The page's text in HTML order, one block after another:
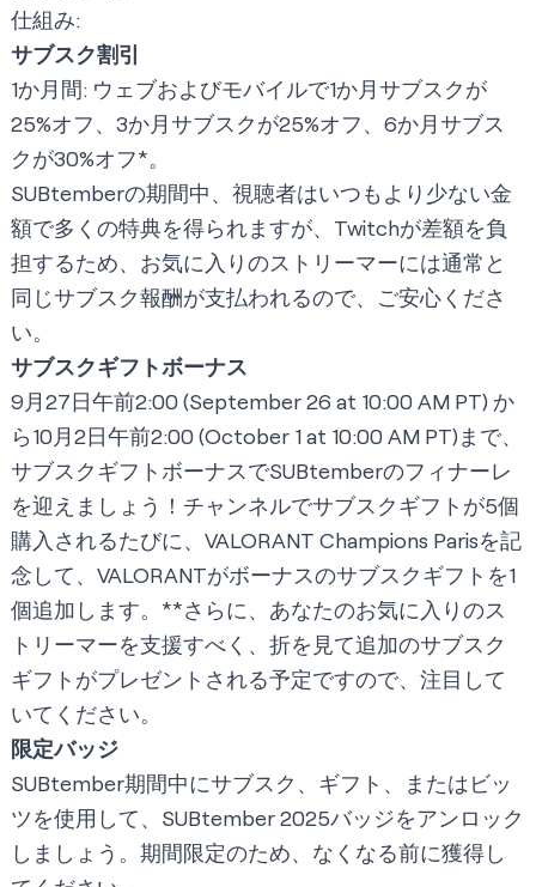
仕組み:
サブスク割引
1か月間: ウェブおよびモバイルで1か月サブスクが
25%オフ、3か月サブスクが25%オフ、6か月サブス
クが30%オフ*。
SUBtemberの期間中、視聴者はいつもより少ない金
額で多くの特典を得られますが、Twitchが差額を負
担するため、お気に入りのストリーマーには通常と
同じサブスク報酬が支払われるので、ご安心くださ
い。
サブスクギフトボーナス
9月27日午前2:00 (September 26 at 10:00 AM PT) か
ら10月2日午前2:00 (October 1 at 10:00 AM PT)まで、
サブスクギフトボーナスでSUBtemberのフィナーレ
を迎えましょう！チャンネルでサブスクギフトが5個
購入されるたびに、VALORANT Champions Parisを記
念して、VALORANTがボーナスのサブスクギフトを1
個追加します。**さらに、あなたのお気に入りのス
トリーマーを支援すべく、折を見て追加のサブスク
ギフトがプレゼントされる予定ですので、注目して
いてください。
限定バッジ
SUBtember期間中にサブスク、ギフト、またはビッ
ツを使用して、SUBtember 2025バッジをアンロック
しましょう。期間限定のため、なくなる前に獲得し